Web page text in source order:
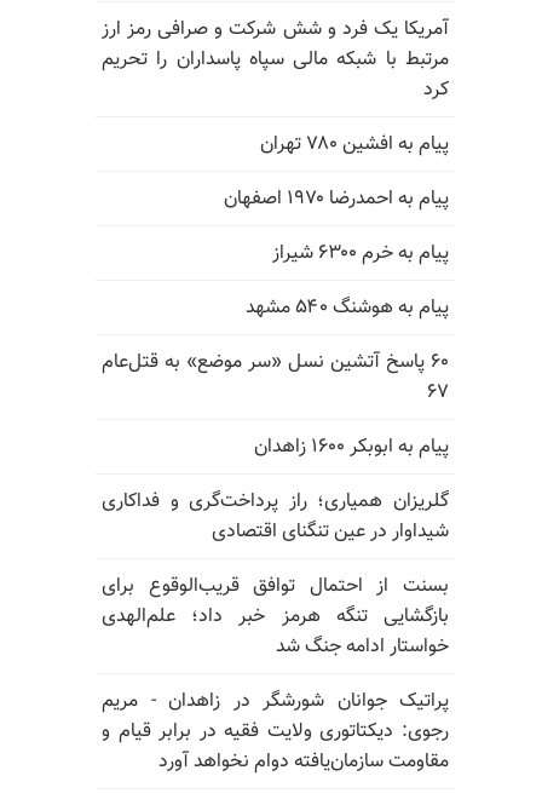
آمریکا یک فرد و شش شرکت و صرافی رمز ارز
مرتبط با شبکه مالی سپاه پاسداران را تحریم
کرد
پیام به افشین ۷۸۰ تهران
پیام به احمدرضا ۱۹۷۰ اصفهان
پیام به خرم ۶۳۰۰ شیراز
پیام به هوشنگ ۵۴۰ مشهد
۶۰ پاسخ آتشین نسل «سر موضع» به قتل‌عام
۶۷
پیام به ابوبکر ۱۶۰۰ زاهدان
گلریزان همیاری؛ راز پرداخت‌گری و فداکاری
شیداوار در عین تنگنای اقتصادی
بسنت از احتمال توافق قریب‌الوقوع برای
بازگشایی تنگه هرمز خبر داد؛ علم‌الهدی
خواستار ادامه جنگ شد
پراتیک جوانان شورشگر در زاهدان - مریم
رجوی: دیکتاتوری ولایت فقیه در برابر قیام و
مقاومت سازمان‌یافته دوام نخواهد آورد